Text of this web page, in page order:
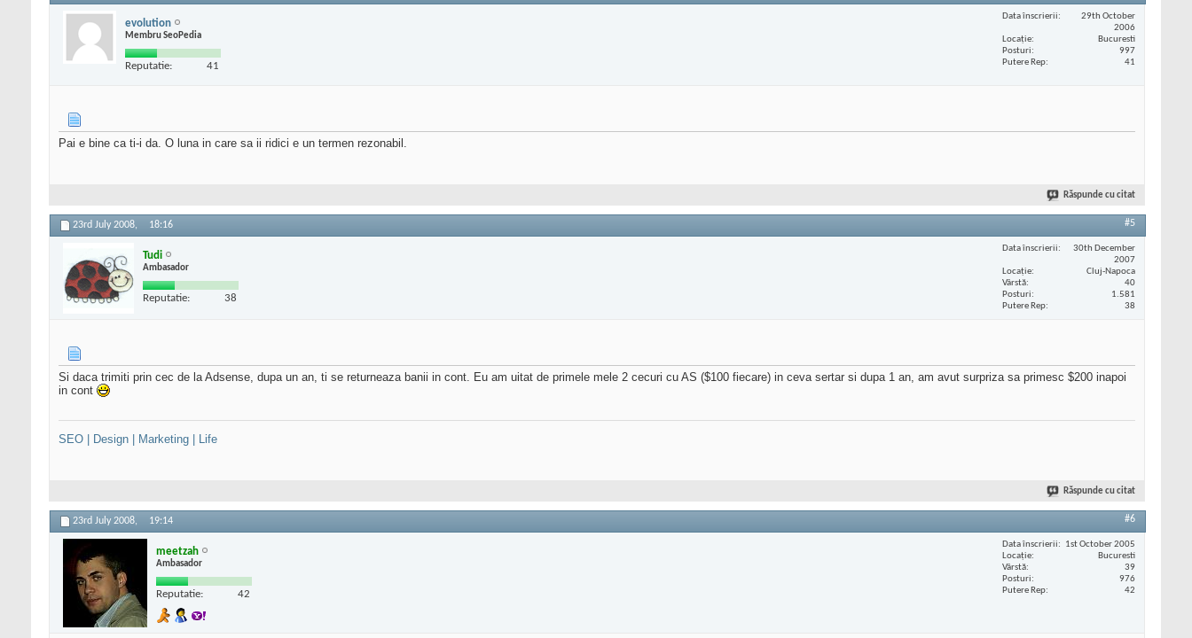
evolution
Membru SeoPedia
Reputatie: 41
Data înscrierii
29th October
2006
Locaţie
Bucuresti
Posturi
997
Putere Rep
41
Pai e bine ca ti-i da. O luna in care sa ii ridici e un termen rezonabil.
Răspunde cu citat
23rd July 2008, 18:16 #5
Tudi
Ambasador
Reputatie: 38
Data înscrierii
30th December
2007
Locaţie
Cluj-Napoca
Vârstă
40
Posturi
1.581
Putere Rep
38
Si daca trimiti prin cec de la Adsense, dupa un an, ti se returneaza banii in cont. Eu am uitat de primele mele 2 cecuri cu AS ($100 fiecare) in ceva sertar si dupa 1 an, am avut surpriza sa primesc $200 inapoi
in cont
SEO | Design | Marketing | Life
Răspunde cu citat
23rd July 2008, 19:14 #6
meetzah
Ambasador
Reputatie: 42
Data înscrierii
1st October 2005
Locaţie
Bucuresti
Vârstă
39
Posturi
976
Putere Rep
42